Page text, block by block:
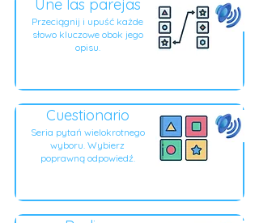
Une las parejas
Przeciągnij i upuść każde
słowo kluczowe obok jego
opisu.
Cuestionario
Seria pytań wielokrotnego
wyboru. Wybierz
poprawną odpowiedź.